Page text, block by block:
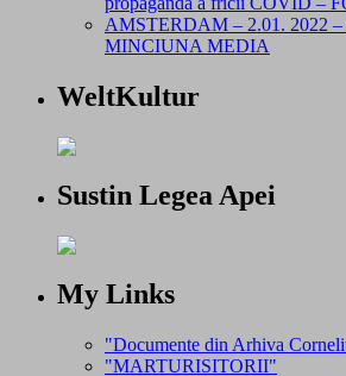
AMSTERDAM – 2.01. 2022 –
MINCIUNA MEDIA
WeltKultur
Sustin Legea Apei
My Links
"Documente din Arhiva
"MARTURISITORII"